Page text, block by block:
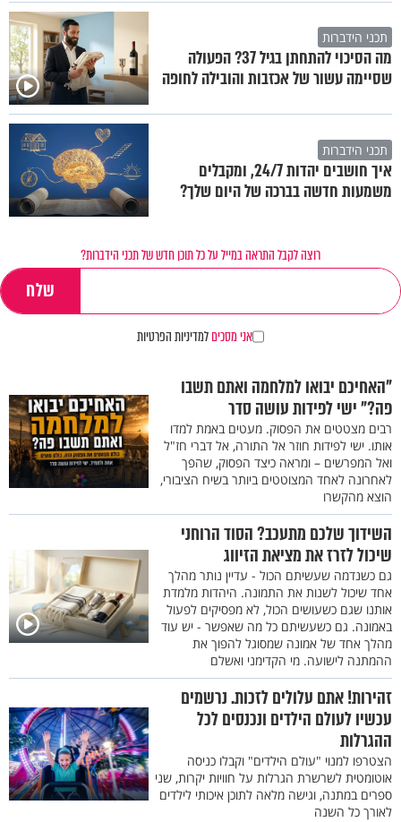
תכני הידברות
מה הסיכוי להתחתן בגיל 37? הפעולה
שסיימה עשור של אכזבות והובילה לחופה
תכני הידברות
איך חושבים יהדות 24/7, ומקבלים
משמעות חדשה בברכה של היום שלך?
רוצה לקבל התראה במייל על כל תוכן חדש של תכני הידברות?
אני מסכיםלמדיניות הפרטיות
"האחיכם יבואו למלחמה ואתם תשבו
פה?" ישי לפידות עושה סדר
רבים מצטטים את הפסוק. מעטים באמת למדו
אותו. ישי לפידות חוזר אל התורה, אל דברי חז"ל
ואל המפרשים – ומראה כיצד הפסוק, שהפך
לאחרונה לאחד המצוטטים ביותר בשיח הציבורי,
הוצא מהקשרו
השידוך שלכם מתעכב? הסוד הרוחני
שיכול לזרז את מציאת הזיווג
גם כשנדמה שעשיתם הכול - עדיין נותר מהלך
אחד שיכול לשנות את התמונה. היהדות מלמדת
אותנו שגם כשעושים הכול, לא מפסיקים לפעול
באמונה. גם כשעשיתם כל מה שאפשר - יש עוד
מהלך אחד של אמונה שמסוגל להפוך את
ההמתנה לישועה. מי הקדימני ואשלם
זהירות! אתם עלולים לזכות. נרשמים
עכשיו לעולם הילדים ונכנסים לכל
ההגרלות
הצטרפו למנוי "עולם הילדים" וקבלו כניסה
אוטומטית לשרשרת הגרלות על חוויות יקרות, שני
ספרים במתנה, וגישה מלאה לתוכן איכותי לילדים
לאורך כל השנה